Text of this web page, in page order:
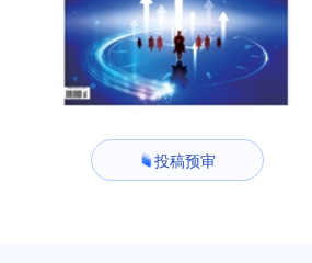
投稿预审